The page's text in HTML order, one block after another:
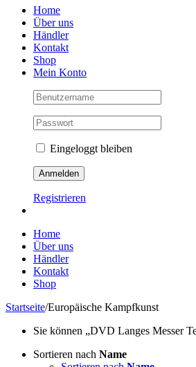
Home
Über uns
Händler
Kontakt
Shop
Mein Konto
Eingeloggt bleiben
Registrieren
Home
Über uns
Händler
Kontakt
Shop
Startseite/Europäische Kampfkunst
Sie können „DVD Langes Messer
Sortieren nach Name